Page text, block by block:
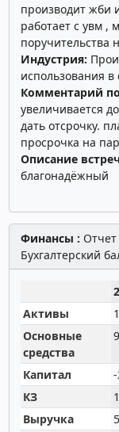
производит жби
работает с увм ,
поручительства
Индустрия:
использования в
Комментарий
увеличивается
дать отсрочку.
просрочка на
Описание
благонадёжный
Финансы : Отчет
Бухгалтерский
Активы
Основные
средства
Капитал
КЗ
Выручка